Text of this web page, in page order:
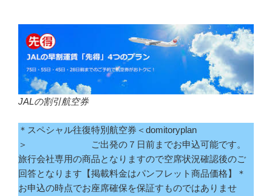
JALの割引航空券
＊スペシャル往復特別航空券＜domitoryplan
＞ ご出発の７日前までお申込可能です。
旅行会社専用の商品となりますので空席状況確認後のご
回答となります【掲載料金はパンフレット商品価格】＊
お申込の時点でお座席確保を保証すものではありませ